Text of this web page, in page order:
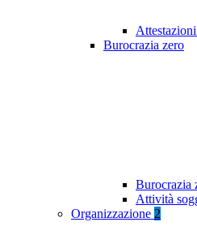
Burocrazia zero
Burocrazia
Attività
Organizzazione 2